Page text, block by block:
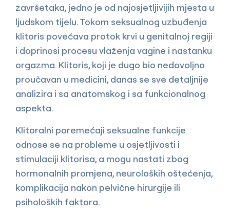
završetaka, jedno je od najosjetljivijih mjesta u
ljudskom tijelu. Tokom seksualnog uzbuđenja
klitoris povećava protok krvi u genitalnoj regiji
i doprinosi procesu vlaženja vagine i nastanku
orgazma. Klitoris, koji je dugo bio nedovoljno
proučavan u medicini, danas se sve detaljnije
analizira i sa anatomskog i sa funkcionalnog
aspekta.
Klitoralni poremećaji seksualne funkcije
odnose se na probleme u osjetljivosti i
stimulaciji klitorisa, a mogu nastati zbog
hormonalnih promjena, neuroloških oštećenja,
komplikacija nakon pelvične hirurgije ili
psiholoških faktora.